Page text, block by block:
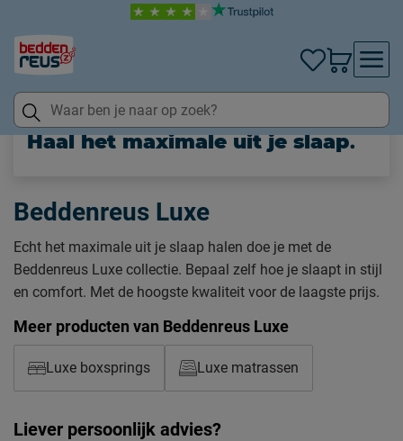
Haal het maximale uit je slaap.
Beddenreus Luxe
Echt het maximale uit je slaap halen doe je met de
Beddenreus Luxe collectie. Bepaal zelf hoe je slaapt in stijl
en comfort. Met de hoogste kwaliteit voor de laagste prijs.
Meer producten van Beddenreus Luxe
Luxe boxsprings Luxe matrassen
Liever persoonlijk advies?